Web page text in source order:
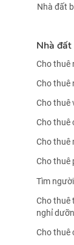
Nhà đất
Nhà
Cho thuê
Cho thuê
Cho thuê
Cho thuê
Cho thuê
Cho thuê
Tìm
Cho thuê
nghỉ
Cho thuê